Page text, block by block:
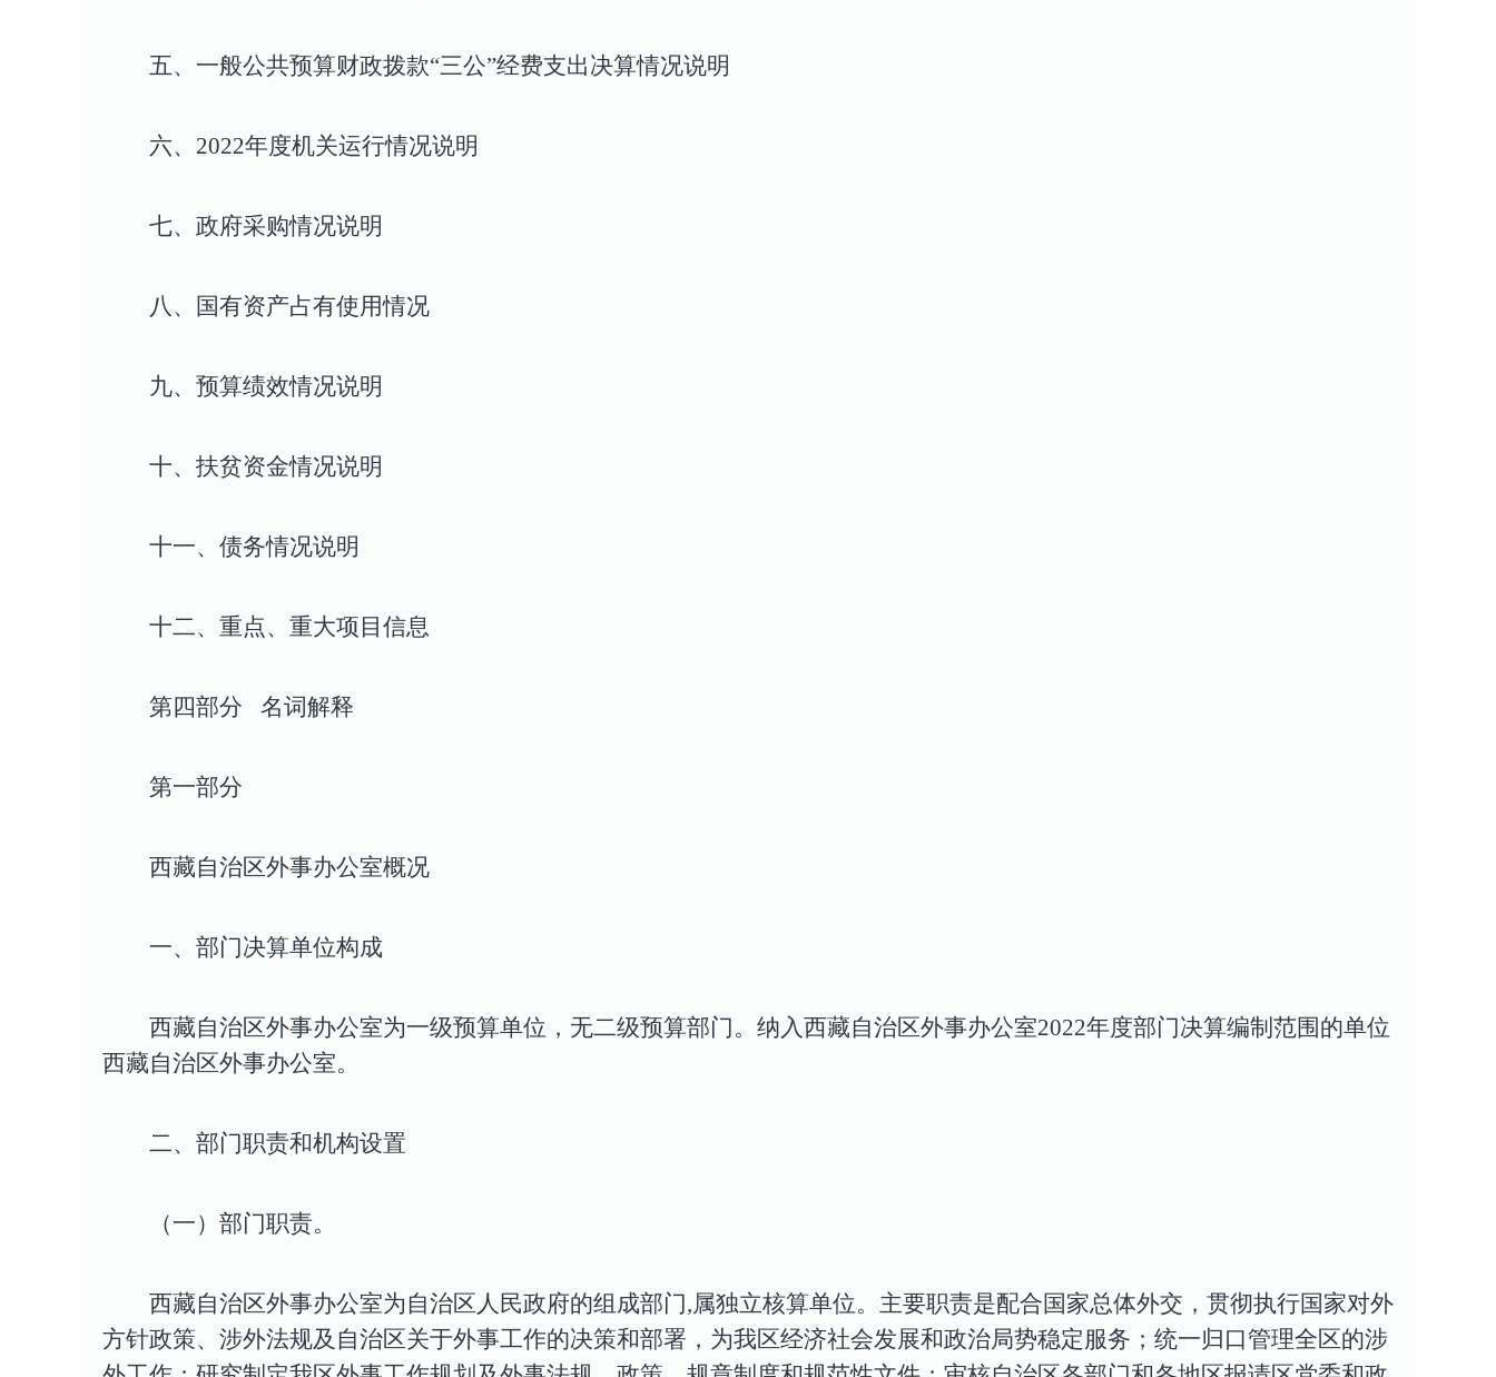
五、 一般公共预算财政拨款“三公”经费支出决算情况说明
六、 2022年度机关运行情况说明
七、政府采购情况说明
八、国有资产占有使用情况
九、预算绩效情况说明
十、扶贫资金情况说明
十一、债务情况说明
十二、重点、重大项目信息
第四部分 名词解释
第一部分
西藏自治区外事办公室概况
一、部门决算单位构成
西藏自治区外事办公室为一级预算单位，无二级预算部门。 纳入西藏自治区外事办公室2022年度部门决算编制范围的单位
西藏自治区外事办公室。
二、 部门职责和机构设置
（一）部门职责。
西藏自治区外事办公室为自治区人民政府的组成部门,属独立核算单位。主要职责是配合国家总体外交，贯彻执行国家对外
方针政策、涉外法规及自治区关于外事工作的决策和部署，为我区经济社会发展和政治局势稳定服务；统一归口管理全区的涉